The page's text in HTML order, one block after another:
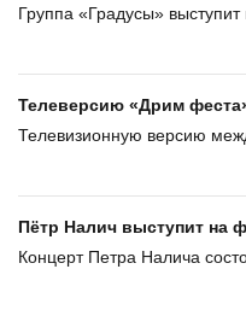
Группа «Градусы»
Телеверсию «Дрим
Телевизионную версию
Пётр Налич выступит на
Концерт Петра Налича